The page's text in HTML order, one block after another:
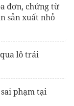
đơn, chứng từ
sản xuất nhỏ
lô trái
phạm tại